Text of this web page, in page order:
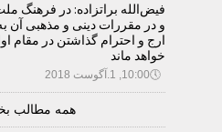
فیض‌الله براتزاده: در فرهنگ
و در مقررات دینی و مذهبی آن
ارج و احترام گذاشتن در مقام
خواهد ماند
🕔10:00, 1.آگوست 2018
همه مطالب